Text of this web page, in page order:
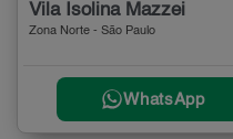
Vila Isolina Mazzei
Zona Norte - São Paulo
WhatsApp